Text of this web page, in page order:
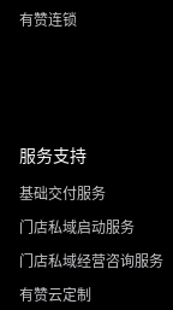
有赞连锁
服务支持
基础交付服务
门店私域启动服务
门店私域经营咨询服务
有赞云定制